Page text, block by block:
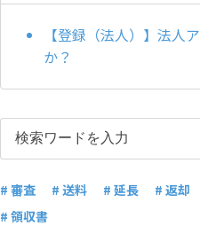
【登録（法人）】法人
か？
# 審査 # 送料 # 延長 # 返却
# 領収書